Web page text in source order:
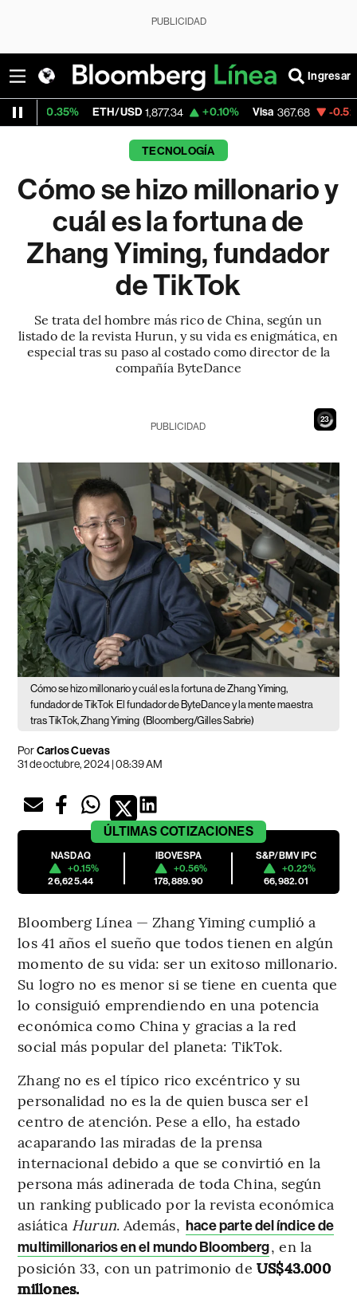
PUBLICIDAD
Ingresar
ETH/USD 1,877.34 +0.10% Visa 367.68 -0.52%
TECNOLOGÍA
Cómo se hizo millonario y
cuál es la fortuna de
Zhang Yiming, fundador
de TikTok
Se trata del hombre más rico de China, según un
listado de la revista Hurun, y su vida es enigmática, en
especial tras su paso al costado como director de la
compañía ByteDance
21
PUBLICIDAD
Cómo se hizo millonario y cuál es la fortuna de Zhang Yiming,
fundador de TikTok El fundador de ByteDance y la mente maestra
tras TikTok, Zhang Yiming (Bloomberg/Gilles Sabrie)
PorCarlos Cuevas
31 de octubre, 2024 | 08:39 AM
ÚLTIMAS COTIZACIONES
NASDAQ
+0.15%
26,625.44
IBOVESPA
+0.56%
178,889.90
S&P/BMV IPC
+0.22%
66,982.01
Bloomberg Línea — Zhang Yiming cumplió a
los 41 años el sueño que todos tienen en algún
momento de su vida: ser un exitoso millonario.
Su logro no es menor si se tiene en cuenta que
lo consiguió emprendiendo en una potencia
económica como China y gracias a la red
social más popular del planeta: TikTok.
Zhang no es el típico rico excéntrico y su
personalidad no es la de quien busca ser el
centro de atención. Pese a ello, ha estado
acaparando las miradas de la prensa
internacional debido a que se convirtió en la
persona más adinerada de toda China, según
un ranking publicado por la revista económica
asiática Hurun. Además, hace parte del índice de
multimillonarios en el mundo Bloomberg, en la
posición 33, con un patrimonio de US$43.000
millones.